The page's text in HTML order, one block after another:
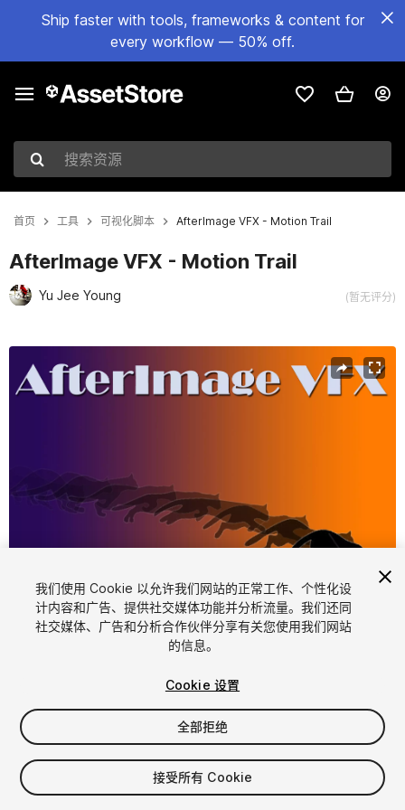
Ship faster with tools, frameworks & content for
every workflow — 50% off.
搜索资源
首页 工具 可视化脚本 AfterImage VFX - Motion Trail
AfterImage VFX - Motion Trail
Yu Jee Young (暂无评分)
1/5
$20
席位
我们使用 Cookie 以允许我们网站的正常工作、个性化设
计内容和广告、提供社交媒体功能并分析流量。我们还同
社交媒体、广告和分析合作伙伴分享有关您使用我们网站
的信息。
Cookie 设置
全部拒绝
接受所有 Cookie